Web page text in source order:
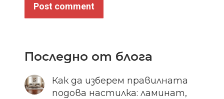
Post comment
Последно от блога
Как да изберем правилната
подова настилка: ламинат,